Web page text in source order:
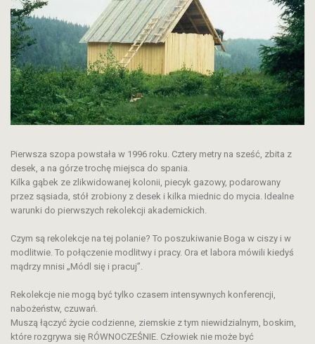
Pierwsza szopa powstała w 1996 roku. Cztery metry na sześć, zbita z
desek, a na górze trochę miejsca do spania.
Kilka gąbek ze zlikwidowanej kolonii, piecyk gazowy, podarowany
przez sąsiada, stół zrobiony z desek i kilka miednic do mycia. Idealne
warunki do pierwszych rekolekcji akademickich.
Czym są rekolekcje na tej polanie? To poszukiwanie Boga w ciszy i w
modlitwie. To połączenie modlitwy i pracy. Ora et labora mówili kiedyś
mądrzy mnisi „Módl się i pracuj”.
Rekolekcje nie mogą być tylko czasem intensywnych konferencji,
nabożeństw, czuwań.
Muszą łączyć życie codzienne, ziemskie z tym niewidzialnym, boskim,
które rozgrywa się RÓWNOCZEŚNIE. Człowiek nie może być